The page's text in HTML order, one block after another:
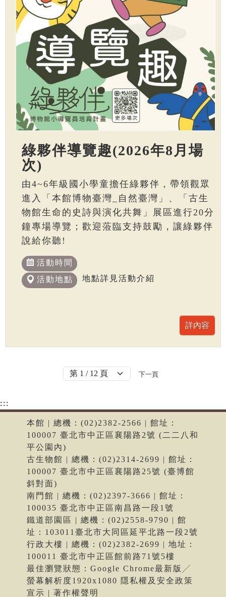
綠夥伴導覽趣(2026年8月場
次)
由4~6年級國小學童擔任綠夥伴，帶領觀眾
進入「本館博物臺灣_自然臺灣」、「古生
物館生命的史詩與演化共舞」展區進行20分
鐘專場導覽；歡迎蒞臨支持鼓勵，讓綠夥伴
說給你聽!
活動時間
活動地點
地點詳見活動介紹
下一頁
:::
本館 | 總機：(02)2382-2566 | 館址：
100007 臺北市中正區襄陽路2號 (二二八和
平公園內)
古生物館 | 總機：(02)2314-2699 | 館址：
100007 臺北市中正區襄陽路25號 (臺博館
斜對面)
南門館 | 總機：(02)2397-3666 | 館址：
100035 臺北市中正區南昌路一段1號
鐵道部園區 | 總機：(02)2558-9790 | 館
址：103011臺北市大同區延平北路一段2號
行政大樓 | 總機：(02)2382-2699 | 地址：
100011 臺北市中正區館前路71號5樓
最佳瀏覽狀態：Google Chrome最新版╱
螢幕解析度1920x1080 隱私權及安全政策
宣示 | 著作權聲明